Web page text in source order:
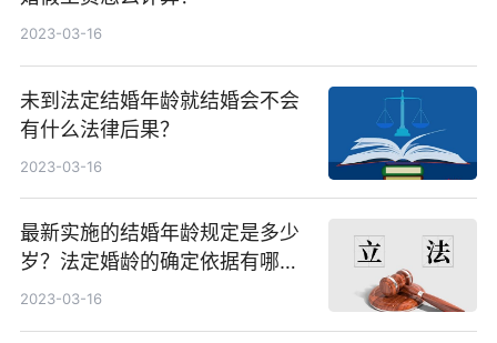
2023-03-16
未到法定结婚年龄就结婚会不会
有什么法律后果？
2023-03-16
最新实施的结婚年龄规定是多少
岁？法定婚龄的确定依据有哪
些？
2023-03-16